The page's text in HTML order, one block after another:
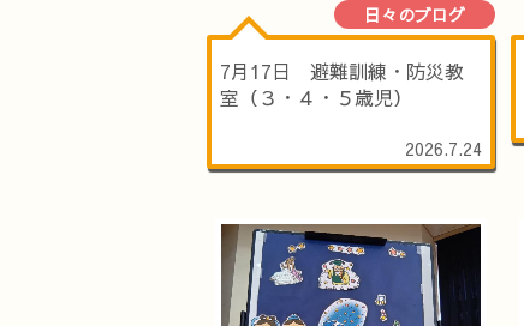
日々のブログ
7月17日 避難訓練・防災教
室（３・４・５歳児）
2026.7.24